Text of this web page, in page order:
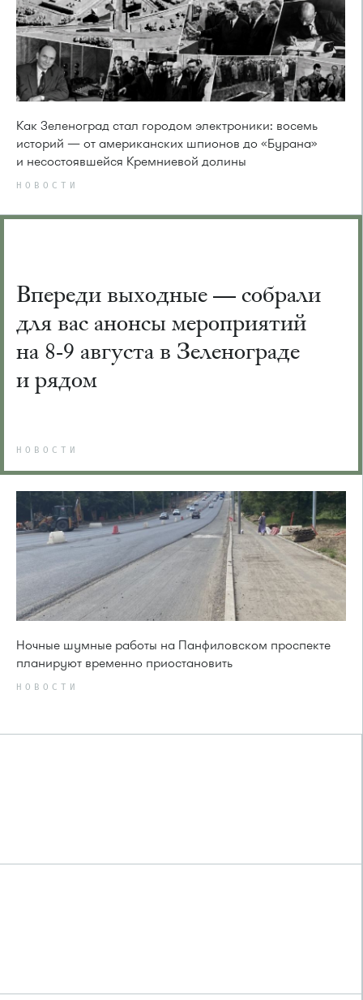
Как Зеленоград стал городом электроники: восемь
историй — от американских шпионов до «Бурана»
и несостоявшейся Кремниевой долины
НОВОСТИ
Впереди выходные — собрали
для вас анонсы мероприятий
на 8-9 августа в Зеленограде
и рядом
НОВОСТИ
Ночные шумные работы на Панфиловском проспекте
планируют временно приостановить
НОВОСТИ